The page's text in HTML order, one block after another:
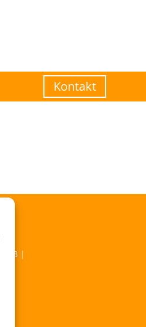
Kontakt
AGB|